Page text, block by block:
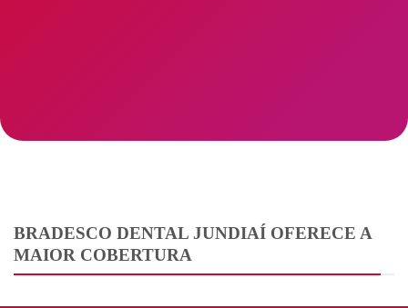
BRADESCO DENTAL JUNDIAÍ OFERECE A
MAIOR COBERTURA